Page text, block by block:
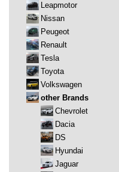
Leapmotor
Nissan
Peugeot
Renault
Tesla
Toyota
Volkswagen
other Brands
Chevrolet
Dacia
DS
Hyundai
Jaguar